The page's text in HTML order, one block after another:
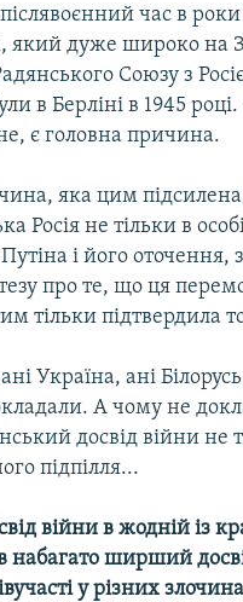
час в
дуже широко на
Союзу з
в Берліні в 1945
є головна причина.
яка цим
Росія не тільки в
і його оточення,
про те, що ця
тільки підтвердила
Україна, ані
А чому не
досвід війни
підпілля...
війни в жодній із
набагато ширший
у різних